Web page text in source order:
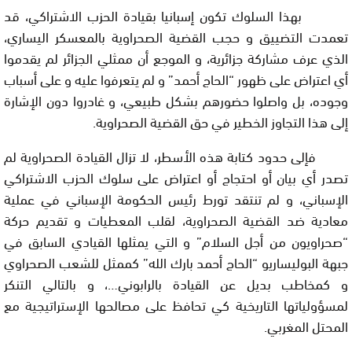
بهذا السلوك تكون إسبانيا بقيادة الحزب الاشتراكي، قد
تعمدت التضييق و حجب القضية الصحراوية بالمعسكر اليساري،
الذي عرف مشاركة جزائرية، و الموجع أن ممثلي الجزائر لم يقدموا
أي اعتراض على ظهور “الحاج أحمد” و لم يتعرفوا عليه و على أسباب
وجوده، بل واصلوا حضورهم بشكل طبيعي، و غادروا دون الإشارة
إلى هذا التجاوز الخطير في حق القضية الصحراوية.
فإلى حدود كتابة هذه الأسطر، لا تزال القيادة الصحراوية لم
تصدر أي بيان أو احتجاج أو اعتراض على سلوك الحزب الاشتراكي
الإسباني، و لم تنتقد تورط رئيس الحكومة الإسباني في عملية
معادية ضد القضية الصحراوية، لقلب المعطيات و تقديم حركة
“صحراويون من أجل السلام” و التي يمثلها القيادي السابق في
جبهة البوليساريو “الحاج أحمد بارك الله” كممثل للشعب الصحراوي
و كمخاطب بديل عن القيادة بالرابوني…، و بالتالي التنكر
لمسؤولياتها التاريخية كي تحافظ على مصالحها الإستراتيجية مع
المحتل المغربي.